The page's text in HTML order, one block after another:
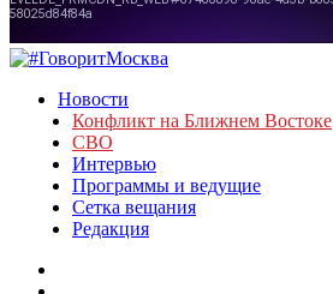
Новости
Конфликт на Ближнем Востоке
СВО
Интервью
Программы и ведущие
Сетка вещания
Редакция